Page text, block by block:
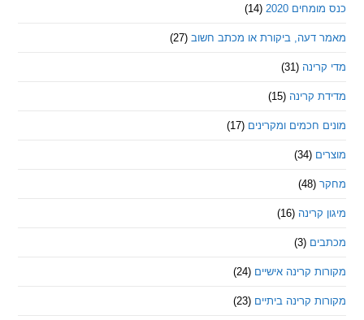
2020
(14)
ביקורת או מכתב חשוב (27)
(31)
קרינה (15)
חכמים ומקרינים (17)
(16)
קרינה אישיים (24)
קרינה ביתיים (23)